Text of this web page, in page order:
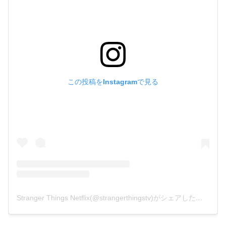
この投稿をInstagramで見る
Stranger Things Netflix(@strangerthingstv)がシェアした投稿